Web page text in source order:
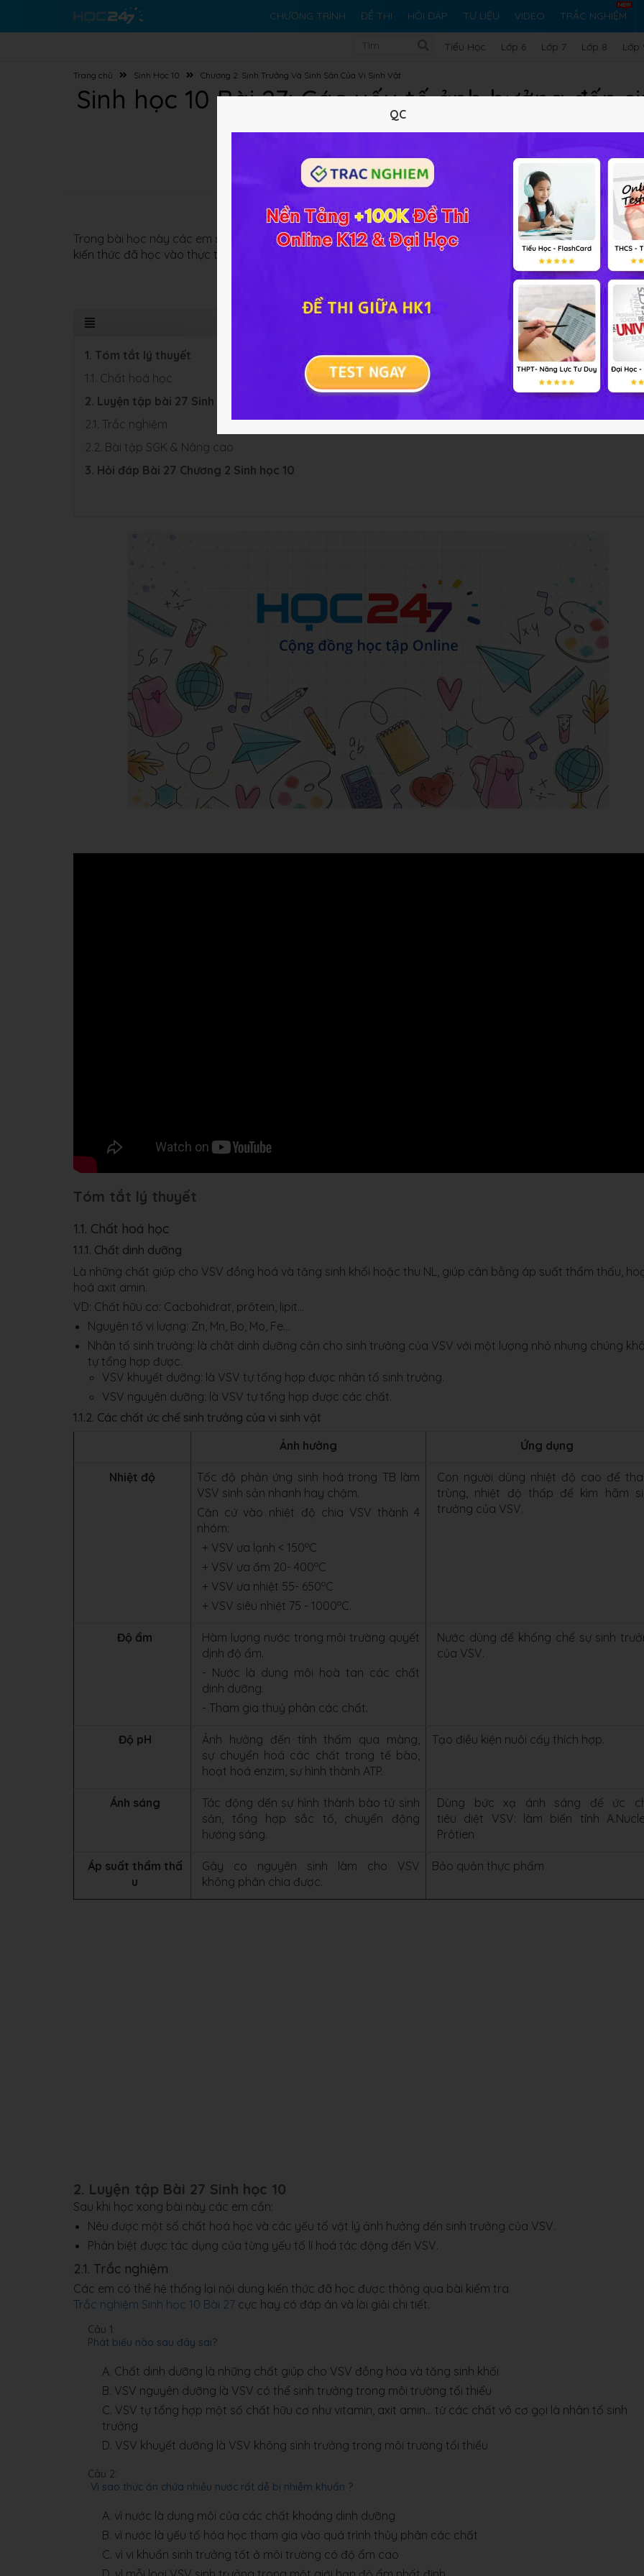
CHƯƠNG TRÌNH ĐỀ THI HỎI ĐÁP TƯ LIỆU VIDEO TRẮC NGHIỆM
Tiểu Học Lớp 6 Lớp 7 Lớp 8 Lớp
Trang chủ Sinh Học 10 Chương 2: Sinh Trưởng Và Sinh Sản Của Vi Sinh Vật
Sinh học 10 Bài 27: Các yếu tố ảnh hưởng đến
vật
Lý thuyết 5Trắc nghiệm BT SGK 209FAQ
Trong bài học này các em sẽ được tìm hiểu vềcác yếu tố ảnh hưởng đến sinh trưởng của VSVtừ đó vận
kiến thức đã học vào thực tế đời sống và sản xuất nhằm khống chế các vi sinh vật có hại.
1. Tóm tắt lý thuyết
1.1. Chất hoá học
2. Luyện tập bài 27 Sinh học 10
2.1. Trắc nghiệm
2.2. Bài tập SGK & Nâng cao
3. Hỏi đáp Bài 27 Chương 2 Sinh học 10
Tóm tắt lý thuyết
1.1. Chất hoá học
1.1.1. Chất dinh dưỡng
Là những chất giúp cho VSV đồng hoá và tăng sinh khối hoặc thu NL, giúp cân bằng áp suất thẩm thấu,
hoá axit amin.
VD: Chất hữu cơ: Cacbohiđrat, prôtein, lipit...
Nguyên tố vi lượng: Zn, Mn, Bo, Mo, Fe...
Nhân tố sinh trưởng: là chât dinh dưỡng cần cho sinh trưởng của VSV với một lượng nhỏ nhưng chúng
tự tổng hợp được.
VSV khuyết dưỡng: là VSV tự tổng hợp được nhân tố sinh trưởng.
VSV nguyên dưỡng: là VSV tự tổng hợp được các chất.
1.1.2. Các chất ức chế sinh trưởng của vi sinh vật
Ảnh hưởng
Ứng dụng
Nhiệt độ
Tốc độ phản ứng sinh hoá trong TB làm
VSV sinh sản nhanh hay chậm.
Căn cứ vào nhiệt độ chia VSV thành 4
nhóm:
+ VSV ưa lạnh < 150oC
+ VSV ưa ấm 20- 400oC
+ VSV ưa nhiệt 55- 650oC
+ VSV siêu nhiệt 75 - 1000oC.
Con người dùng nhiệt độ cao để
trùng, nhiệt độ thấp để kìm hãm
trưởng của VSV.
Độ ẩm
Hàm lượng nước trong môi trường quyết
dịnh độ ẩm.
- Nước là dung môi hoà tan các chất
dinh dưỡng.
- Tham gia thuỷ phân các chất.
Nước dùng để khống chế sự sinh
của VSV.
Độ pH
Ảnh hưởng đến tính thấm qua màng,
sự chuyển hoá các chất trong tế bào,
hoạt hoá enzim, sự hình thành ATP.
Tạo điều kiện nuôi cấy thích hợp.
Ánh sáng
Tác động dến sự hình thành bào tử sinh
sản, tổng hợp sắc tố, chuyển động
hướng sáng.
Dùng bức xạ ánh sáng để ức
tiêu diệt VSV: làm biến tính
Prôtien
Áp suất thẩm thấ
u
Gây co nguyên sinh làm cho VSV
không phân chia được.
Bảo quản thực phẩm
2. Luyện tập Bài 27 Sinh học 10
Sau khi học xong bài này các em cần:
Nêu được một số chất hoá học và các yếu tố vật lý ảnh hưởng đến sinh trưởng của VSV.
Phân biệt được tác dụng của từng yếu tố lí hoá tác động đến VSV.
2.1. Trắc nghiệm
Các em có thể hệ thống lại nội dung kiến thức đã học được thông qua bài kiểm tra
Trắc nghiệm Sinh học 10 Bài 27 cực hay có đáp án và lời giải chi tiết.
Câu 1:
Phát biểu nào sau đây sai?
A. Chất dinh dưỡng là những chất giúp cho VSV đồng hóa và tăng sinh khối
B. VSV nguyên dưỡng là VSV có thể sinh trưởng trong môi trường tối thiểu
C. VSV tự tổng hợp một số chất hữu cơ như vitamin, axit amin... từ các chất vô cơ gọi là nhân tố sinh
trưởng
D. VSV khuyết dưỡng là VSV không sinh trưởng trong môi trường tối thiểu
Câu 2:
Vì sao thức ăn chứa nhiều nước rất dễ bị nhiễm khuẩn ?
A. vì nước là dung môi của các chất khoáng dinh dưỡng
B. vì nước là yếu tố hóa học tham gia vào quá trình thủy phân các chất
C. vì vi khuẩn sinh trưởng tốt ở môi trường có độ ẩm cao
QC